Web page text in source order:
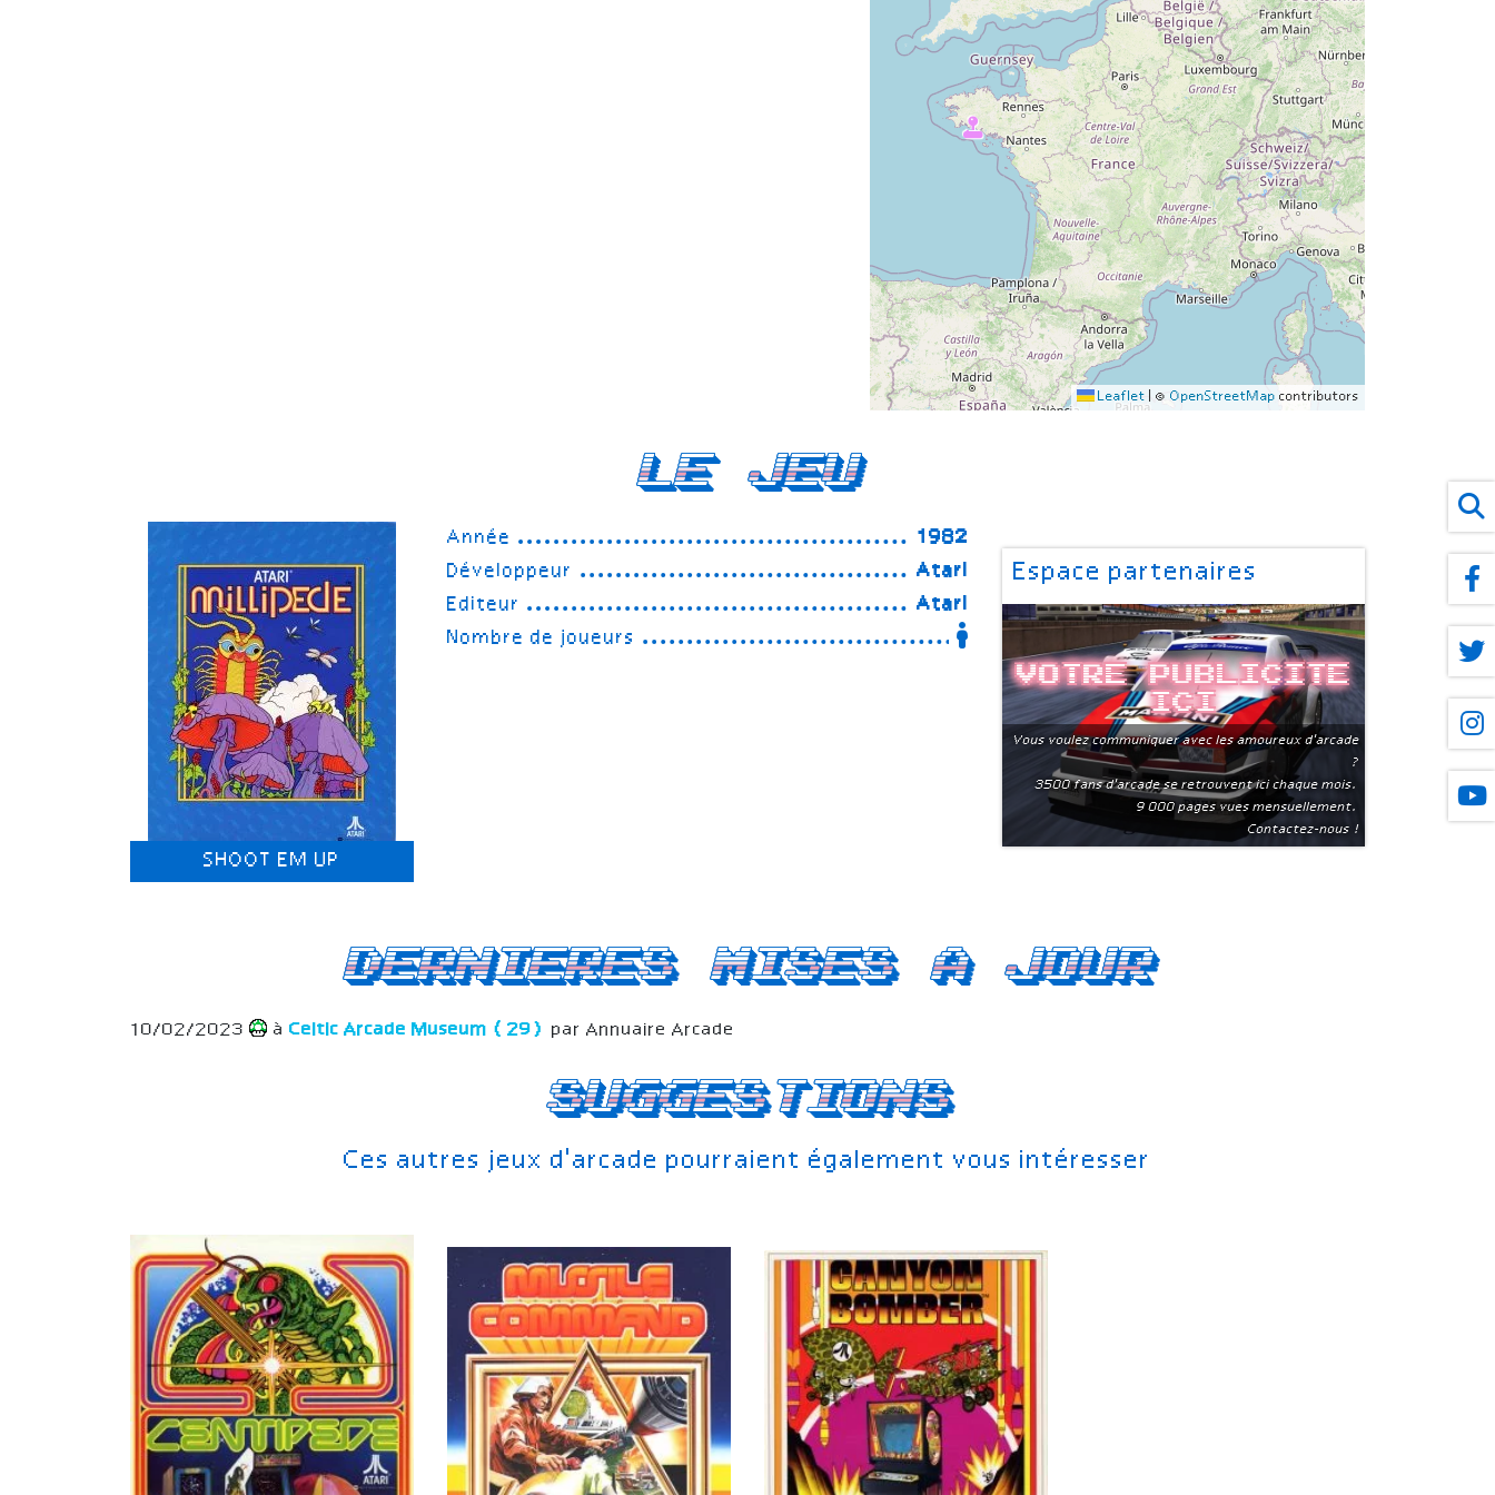
Leaflet © OpenStreetMap contributors
Le Jeu
SHOOT EM UP
Année
1982
Développeur
Atari
Editeur
Atari
Nombre de joueurs
Espace partenaires
Votre publicite
ici
Vous voulez communiquer avec les amoureux d'arcade
?
3500 fans d'arcade se retrouvent ici chaque mois.
9 000 pages vues mensuellement.
Contactez-nous !
Suggestions
Ces autres jeux d'arcade pourraient également vous intéresser
Dernieres mises a jour
10/02/2023 à Celtic Arcade Museum (29) par Annuaire Arcade